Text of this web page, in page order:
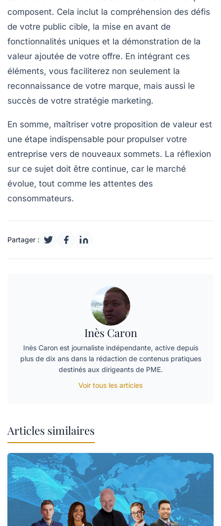
composent. Cela inclut la compréhension des défis
de votre public cible, la mise en avant de
fonctionnalités uniques et la démonstration de la
valeur ajoutée de votre offre. En intégrant ces
éléments, vous faciliterez non seulement la
reconnaissance de votre marque, mais aussi le
succès de votre stratégie marketing.
En somme, maîtriser votre proposition de valeur est
une étape indispensable pour propulser votre
entreprise vers de nouveaux sommets. La réflexion
sur ce sujet doit être continue, car le marché
évolue, tout comme les attentes des
consommateurs.
Partager :
Inès Caron
Inès Caron est journaliste indépendante, active depuis
plus de dix ans dans la rédaction de contenus pratiques
destinés aux dirigeants de PME.
Voir tous les articles
Articles similaires